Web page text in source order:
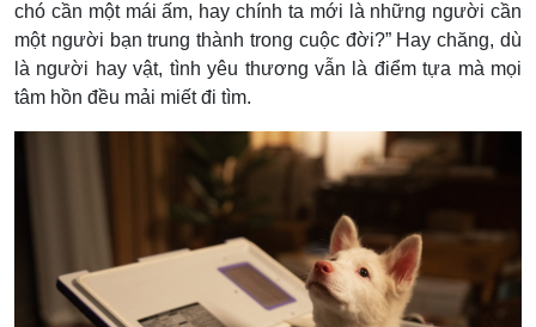
chó cần một mái ấm, hay chính ta mới là những người cần
một người bạn trung thành trong cuộc đời?” Hay chăng, dù
là người hay vật, tình yêu thương vẫn là điểm tựa mà mọi
tâm hồn đều mải miết đi tìm.